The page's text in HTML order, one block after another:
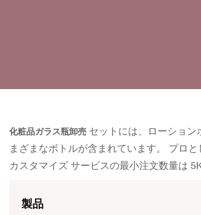
化粧品ガラス瓶卸売 セットには、ローショ
まざまなボトルが含まれています。 プロと
カスタマイズ サービスの最小注文数量は 5K
製品